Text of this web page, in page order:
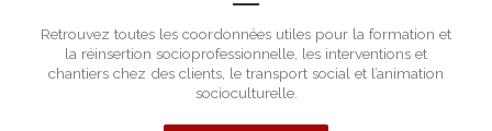
Retrouvez toutes les coordonnées utiles pour la formation et
la réinsertion socioprofessionnelle, les interventions et
chantiers chez des clients, le transport social et l’animation
socioculturelle.